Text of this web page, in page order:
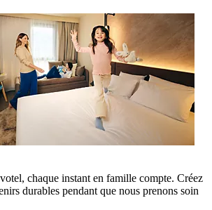
chaque instant en famille compte. Créez
durables pendant que nous prenons soin